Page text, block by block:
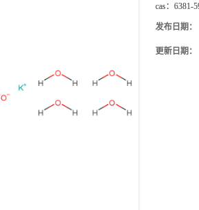
cas： 6381-
发布日期：
更新日期：